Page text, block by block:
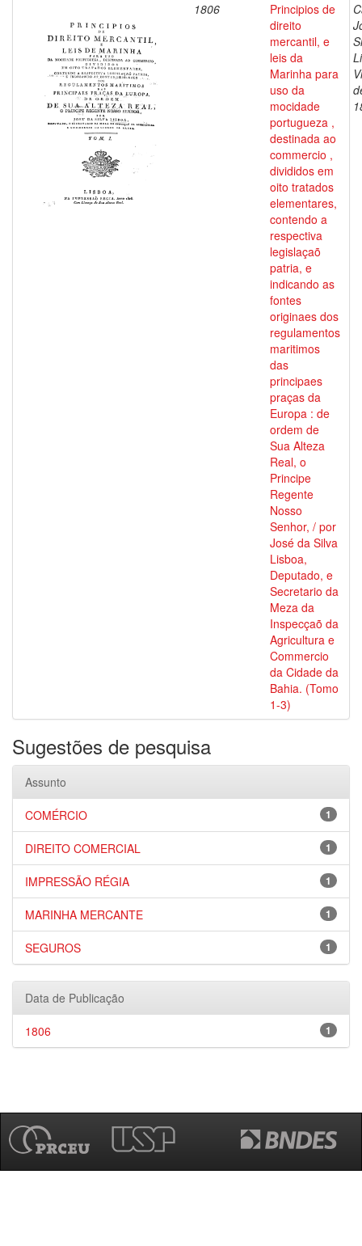
1806
Principios de
direito
mercantil, e
leis da
Marinha para
uso da
mocidade
portugueza ,
destinada ao
commercio ,
divididos em
oito tratados
elementares,
contendo a
respectiva
legislaçaõ
patria, e
indicando as
fontes
originaes dos
regulamentos
maritimos
das
principaes
praças da
Europa : de
ordem de
Sua Alteza
Real, o
Principe
Regente
Nosso
Senhor, / por
José da Silva
Lisboa,
Deputado, e
Secretario da
Meza da
Inspecçaõ da
Agricultura e
Commercio
da Cidade da
Bahia. (Tomo
1-3)
Sugestões de pesquisa
Assunto
1
COMÉRCIO
1
DIREITO COMERCIAL
1
IMPRESSÃO RÉGIA
1
MARINHA MERCANTE
1
SEGUROS
Data de Publicação
1
1806